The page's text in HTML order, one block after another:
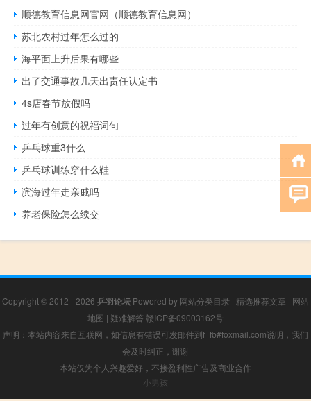
顺德教育信息网官网（顺德教育信息网）
苏北农村过年怎么过的
海平面上升后果有哪些
出了交通事故几天出责任认定书
4s店春节放假吗
过年有创意的祝福词句
乒乓球重3什么
乒乓球训练穿什么鞋
滨海过年走亲戚吗
养老保险怎么续交
Copyright © 2012 - 2026 乒羽论坛 Powered by 网站分类目录 | 精选推荐文章 | 网站
地图 | 疑难解答 赣ICP备09003162号
声明：本站内容来自互联网，如信息有错误可发邮件到f_fb#foxmail.com说明，我们
会及时纠正，谢谢
本站仅为个人兴趣爱好，不接盈利性广告及商业合作
小男孩